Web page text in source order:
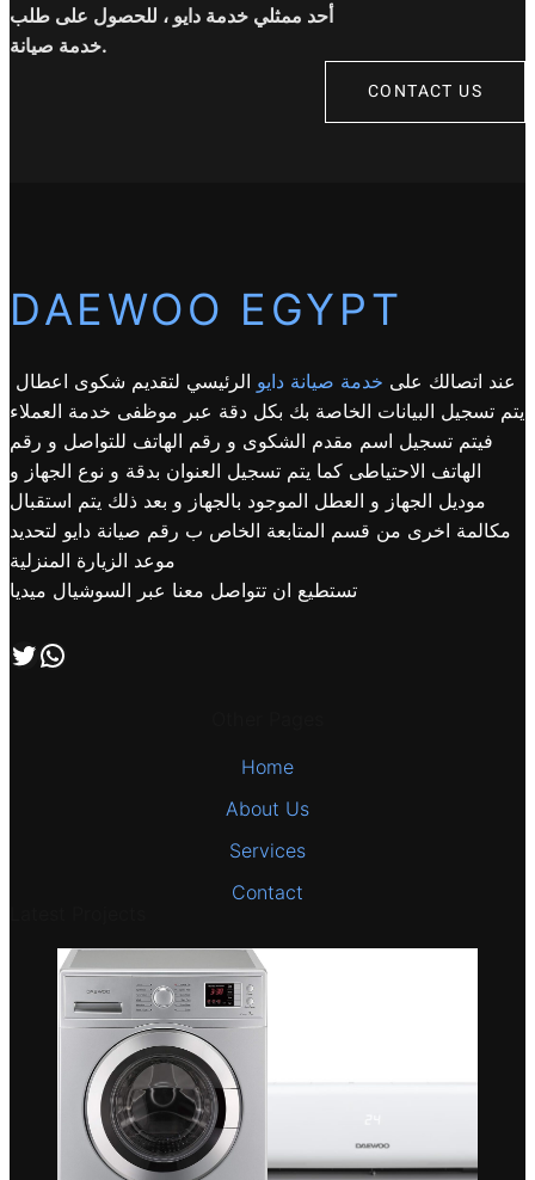
أحد ممثلي خدمة دايو ، للحصول على طلب
خدمة صيانة.
CONTACT US
DAEWOO EGYPT
عند اتصالك على خدمة صيانة دايو الرئيسي لتقديم شكوى اعطال
يتم تسجيل البيانات الخاصة بك بكل دقة عبر موظفى خدمة العملاء
فيتم تسجيل اسم مقدم الشكوى و رقم الهاتف للتواصل و رقم
الهاتف الاحتياطى كما يتم تسجيل العنوان بدقة و نوع الجهاز و
موديل الجهاز و العطل الموجود بالجهاز و بعد ذلك يتم استقبال
مكالمة اخرى من قسم المتابعة الخاص ب رقم صيانة دايو لتحديد
موعد الزيارة المنزلية
تستطيع ان تتواصل معنا عبر السوشيال ميديا
تابعنا علي صفحة التويتر اتصل بنا علي طريق الوتساب
Home
About Us
Services
Contact